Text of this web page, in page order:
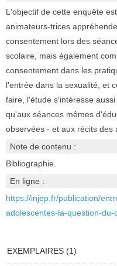
L'objectif de cette enquête
animateurs-trices
consentement lors des
scolaire, mais également
consentement dans les
l'entrée dans la sexualité, et
faire, l'étude s'intéresse
qu'aux séances mêmes
observées - et aux récits des
Note de contenu :
Bibliographie.
En ligne :
https://injep.fr/publication/
adolescentes-la-question-du-
EXEMPLAIRES (1)